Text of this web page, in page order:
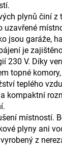
plynů činí z
uzavřené
jsou garáže,
je
230 V. Díky
topné
teplého
kompaktní
místností.
plyny ani
z